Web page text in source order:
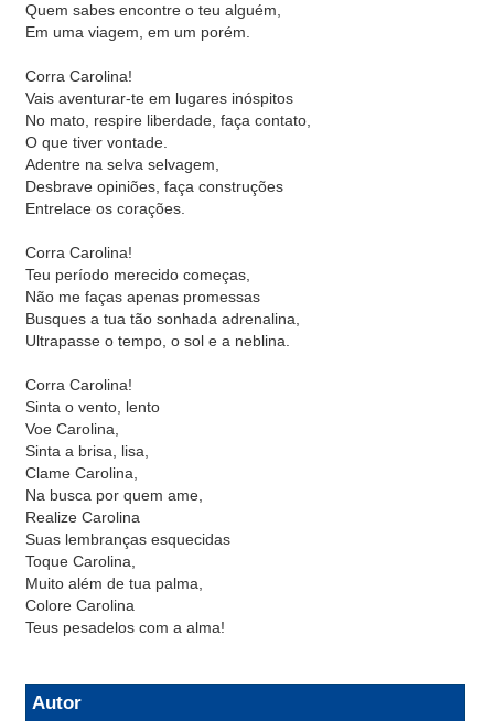
Quem sabes encontre o teu alguém,
Em uma viagem, em um porém.
Corra Carolina!
Vais aventurar-te em lugares inóspitos
No mato, respire liberdade, faça contato,
O que tiver vontade.
Adentre na selva selvagem,
Desbrave opiniões, faça construções
Entrelace os corações.
Corra Carolina!
Teu período merecido começas,
Não me faças apenas promessas
Busques a tua tão sonhada adrenalina,
Ultrapasse o tempo, o sol e a neblina.
Corra Carolina!
Sinta o vento, lento
Voe Carolina,
Sinta a brisa, lisa,
Clame Carolina,
Na busca por quem ame,
Realize Carolina
Suas lembranças esquecidas
Toque Carolina,
Muito além de tua palma,
Colore Carolina
Teus pesadelos com a alma!
Autor